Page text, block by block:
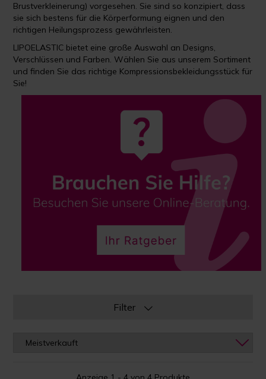
Brustverkleinerung) vorgesehen. Sie sind so konzipiert, dass
sie sich bestens für die Körperformung eignen und den
richtigen Heilungsprozess gewährleisten.
LIPOELASTIC bietet eine große Auswahl an Designs,
Verschlüssen und Farben. Wählen Sie aus unserem Sortiment
und finden Sie das richtige Kompressionsbekleidungsstück für
Sie!
Filter